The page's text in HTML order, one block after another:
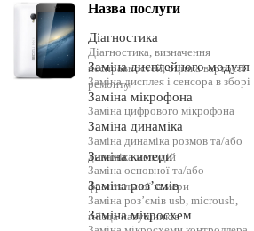
Назва послуги
Діагностика
Діагностика, визначення
несправностей, оцінка вартості
ремонту
Заміна дисплейного модуля
Заміна дисплея і сенсора в зборі
Заміна мікрофона
Заміна цифрового мікрофона
Заміна динаміка
Заміна динаміка розмов та/або
динаміка мелодій
Заміна камери
Заміна основної та/або
фронтальної камери
Заміна роз’ємів
Заміна роз’ємів usb, microusb,
гнізда навушників
Заміна мікросхем